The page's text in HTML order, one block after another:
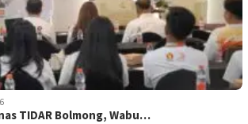
TIDAR Bolmong, Wabu…